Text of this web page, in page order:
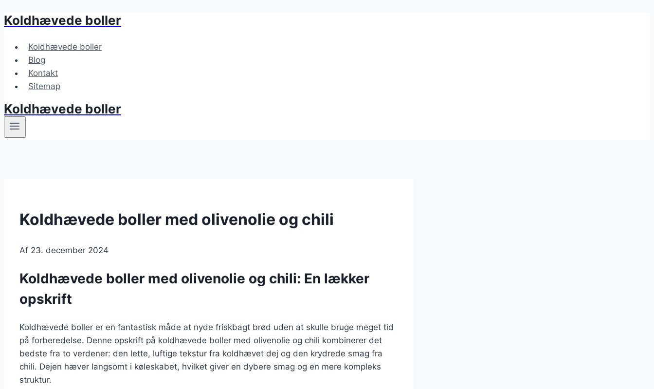
Fortsæt
indhold
Koldhævede boller
Koldhævede boller
Blog
Kontakt
Sitemap
Koldhævede boller
Koldhævede boller med olivenolie og chili
Af 23. december 2024
Koldhævede boller med olivenolie og chili: En lækker
opskrift
Koldhævede boller er en fantastisk måde at nyde friskbagt brød uden at skulle bruge meget tid
på forberedelse. Denne opskrift på koldhævede boller med olivenolie og chili kombinerer det
bedste fra to verdener: den lette, luftige tekstur fra koldhævet dej og den krydrede smag fra
chili. Dejen hæver langsomt i køleskabet, hvilket giver en dybere smag og en mere kompleks
struktur.